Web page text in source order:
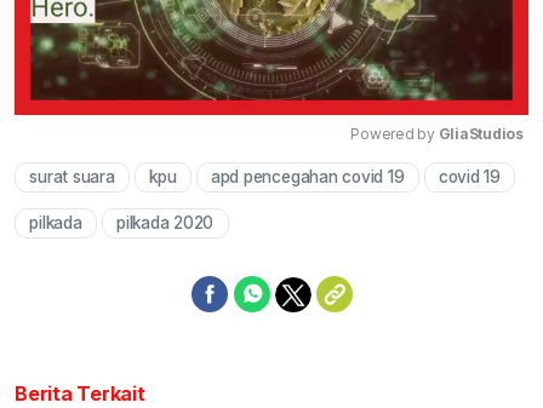
Mute
Powered by GliaStudios
surat suara kpu apd pencegahan covid 19 covid 19
pilkada pilkada 2020
Berita Terkait